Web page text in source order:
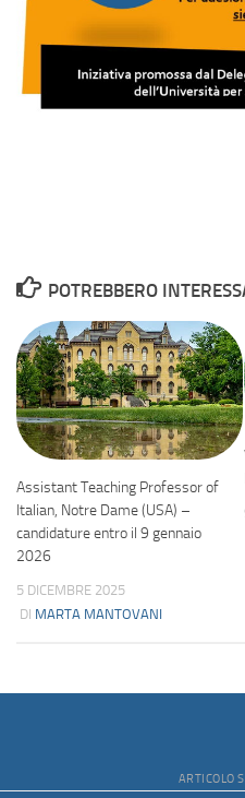
POTREBBERO
Assistant Teaching Professor of
Italian, Notre Dame (USA) –
candidature entro il 9 gennaio
2026
5 DICEMBRE 2025
DI MARTA MANTOVANI
ARTICOLO